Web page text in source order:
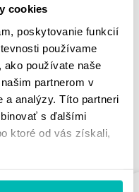
cookies
poskytovanie funkcií
používame
ako používate naše
partnerom v
a analýzy. Títo partneri
s ďalšími
ktoré od vás získali,
VÁM